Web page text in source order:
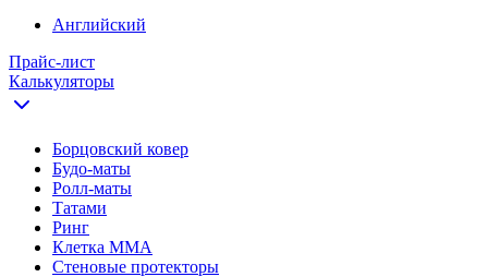
Английский
Прайс-лист
Калькуляторы
Борцовский ковер
Будо-маты
Ролл-маты
Татами
Ринг
Клетка ММА
Стеновые протекторы